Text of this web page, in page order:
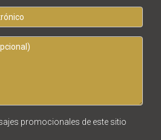
promocionales de este sitio